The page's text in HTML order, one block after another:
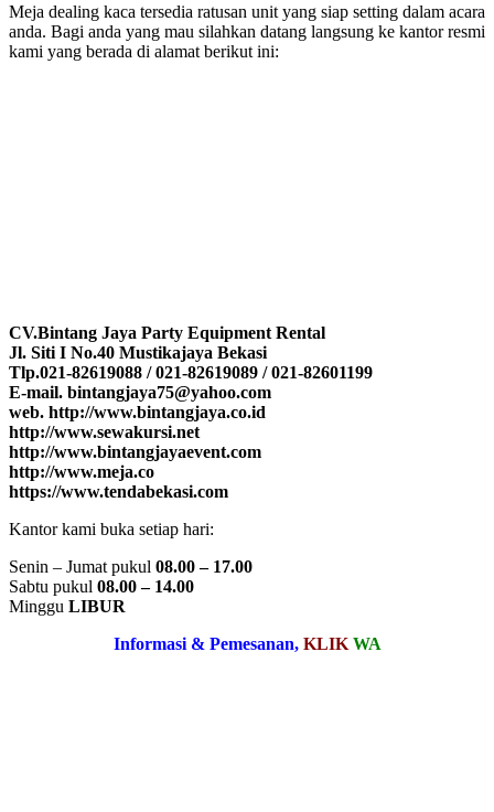
Meja dealing kaca tersedia ratusan unit yang siap setting dalam acara
anda. Bagi anda yang mau silahkan datang langsung ke kantor resmi
kami yang berada di alamat berikut ini:
CV.Bintang Jaya Party Equipment Rental
Jl. Siti I No.40 Mustikajaya Bekasi
Tlp.021-82619088 / 021-82619089 / 021-82601199
E-mail. bintangjaya75@yahoo.com
web. http://www.bintangjaya.co.id
http://www.sewakursi.net
http://www.bintangjayaevent.com
http://www.meja.co
https://www.tendabekasi.com
Kantor kami buka setiap hari:
Senin – Jumat pukul 08.00 – 17.00
Sabtu pukul 08.00 – 14.00
Minggu LIBUR
Informasi & Pemesanan, KLIK WA